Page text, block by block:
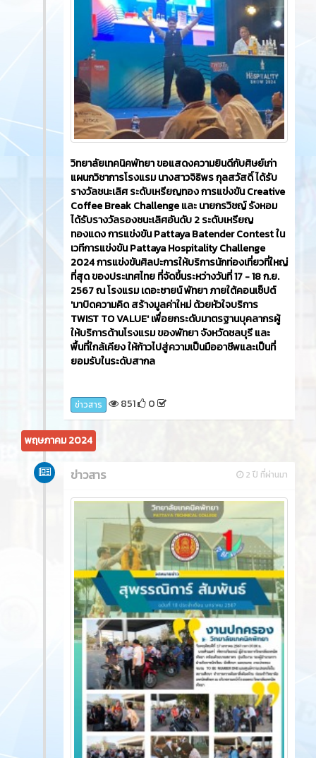
วิทยาลัยเทคนิคพัทยา ขอแสดงความยินดีกับศิษย์เก่า
แผนกวิชาการโรงแรม นางสาวจิธิพร กุลสวัสดิ์ ได้รับ
รางวัลชนะเลิศ ระดับเหรียญทอง การแข่งขัน Creative
Coffee Break Challenge และ นายกรวิชญ์ รังหอม
ได้รับรางวัลรองชนะเลิศอันดับ 2 ระดับเหรียญ
ทองแดง การแข่งขัน Pattaya Batender Contest ใน
เวทีการแข่งขัน Pattaya Hospitality Challenge
2024 การแข่งขันศิลปะการให้บริการนักท่องเที่ยวที่ใหญ่
ที่สุด ของประเทศไทย ที่จัดขึ้นระหว่างวันที่ 17 - 18 ก.ย.
2567 ณ โรงแรม เดอะซายน์ พัทยา ภายใต้คอนเซ็ปต์
'มาบิดความคิด สร้างมูลค่าใหม่ ด้วยหัวใจบริการ
TWIST TO VALUE' เพื่อยกระดับมาตรฐานบุคลากรผู้
ให้บริการด้านโรงแรม ของพัทยา จังหวัดชลบุรี และ
พื้นที่ใกล้เคียง ให้ก้าวไปสู่ความเป็นมืออาชีพและเป็นที่
ยอมรับในระดับสากล
ข่าวสาร 851 0
พฤษภาคม 2024
2 ปี ที่ผ่านมา
ข่าวสาร